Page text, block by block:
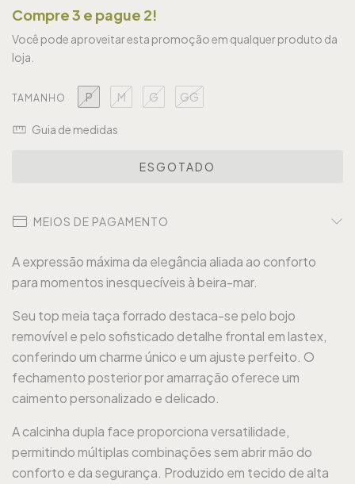
Compre 3 e pague 2!
Você pode aproveitar esta promoção em qualquer produto da
loja.
TAMANHO P M G GG
Guia de medidas
MEIOS DE PAGAMENTO
A expressão máxima da elegância aliada ao conforto
para momentos inesquecíveis à beira-mar.
Seu top meia taça forrado destaca-se pelo bojo
removível e pelo sofisticado detalhe frontal em lastex,
conferindo um charme único e um ajuste perfeito. O
fechamento posterior por amarração oferece um
caimento personalizado e delicado.
A calcinha dupla face proporciona versatilidade,
permitindo múltiplas combinações sem abrir mão do
conforto e da segurança. Produzido em tecido de alta